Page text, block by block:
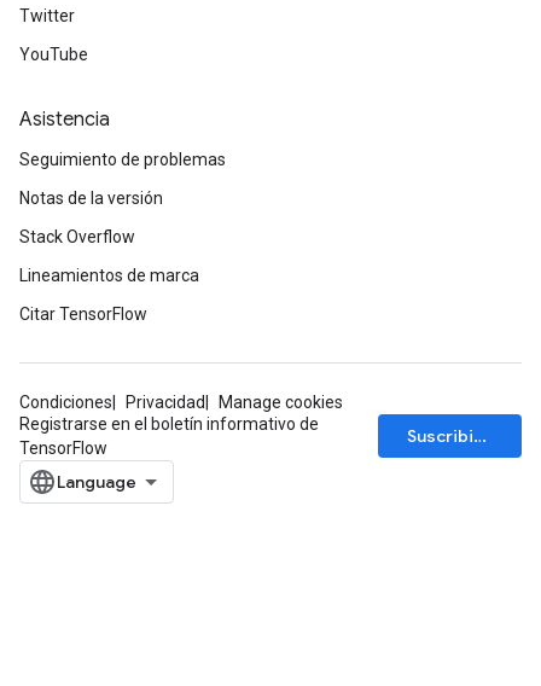
Twitter
YouTube
Asistencia
Seguimiento de problemas
Notas de la versión
Stack Overflow
Lineamientos de marca
Citar TensorFlow
Condiciones Privacidad
Manage cookies
Registrarse en el boletín informativo de
TensorFlow
Suscribirse